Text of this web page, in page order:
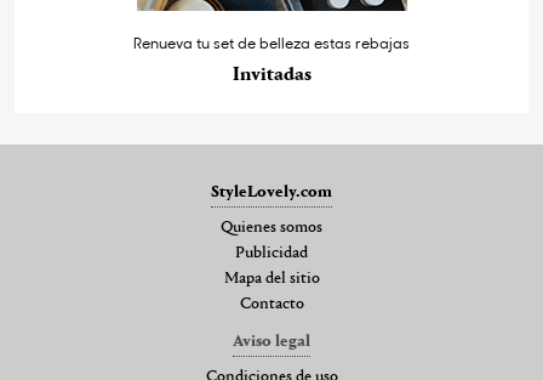
Renueva tu set de belleza estas rebajas
Invitadas
StyleLovely.com
Quienes somos
Publicidad
Mapa del sitio
Contacto
Aviso legal